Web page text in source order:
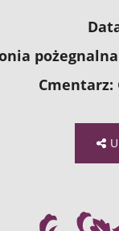
Cmentarz: